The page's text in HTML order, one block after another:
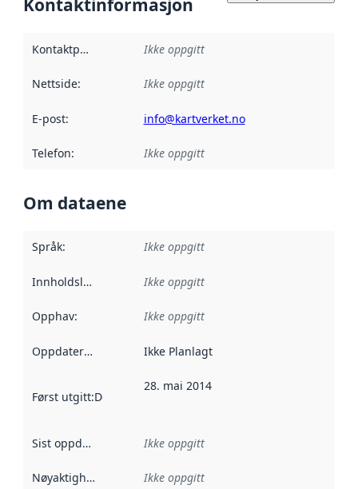
Kontaktinformasjon
Kontaktpunkt Ikke oppgitt
Nettside: Ikke oppgitt
E-post: info@kartverket.no
Telefon: Ikke oppgitt
Om dataene
Språk: Ikke oppgitt
Innholdsleverandører :
Ikke oppgitt
Opphav: Ikke oppgitt
Oppdateringsfrekvens :
Ikke Planlagt
Først utgitt:Denne datoen sier når dataene i dette
28. mai 2014
Sist oppdatert Ikke oppgitt
Nøyaktighet Ikke oppgitt